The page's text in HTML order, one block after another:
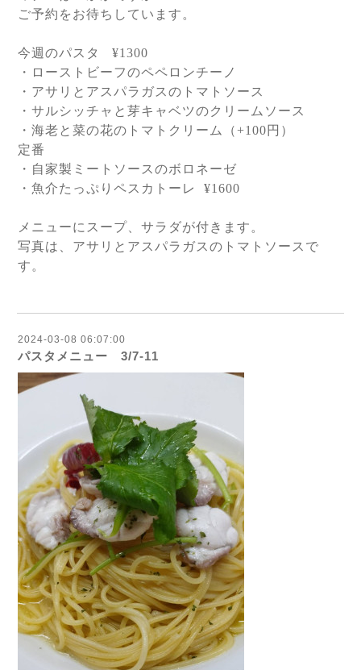
ご予約をお待ちしています。
今週のパスタ
¥1300
・ローストビーフのペペロンチーノ
・アサリとアスパラガスのトマトソース
・サルシッチャと芽キャベツのクリームソース
・海老と菜の花のトマトクリーム（+100 円）
定番
・自家製ミートソースのボロネーゼ
・魚介たっぷりペスカトーレ
¥1600
メニューにスープ、サラダが付きます。
写真は、アサリとアスパラガスのトマトソースで
す。
2024-03-08 06:07:00
パスタメニュー 3/7-11